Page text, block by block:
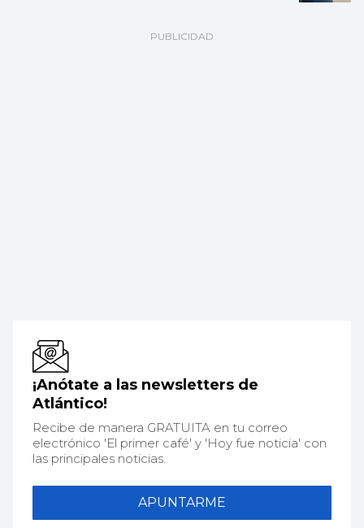
¡Anótate a las newsletters de
Atlántico!
Recibe de manera GRATUITA en tu correo
electrónico 'El primer café' y 'Hoy fue noticia' con
las principales noticias.
APUNTARME